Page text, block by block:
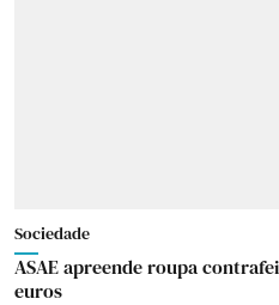
Sociedade
ASAE apreende roupa
euros